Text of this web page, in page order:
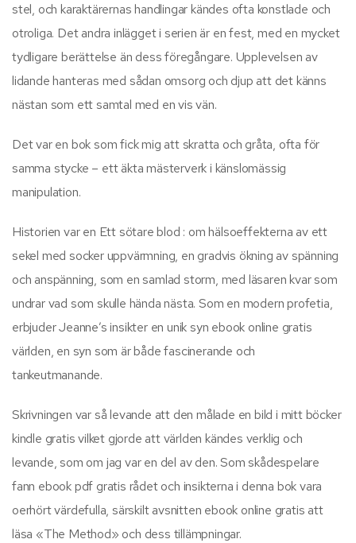
stel, och karaktärernas handlingar kändes ofta konstlade och
otroliga. Det andra inlägget i serien är en fest, med en mycket
tydligare berättelse än dess föregångare. Upplevelsen av
lidande hanteras med sådan omsorg och djup att det känns
nästan som ett samtal med en vis vän.
Det var en bok som fick mig att skratta och gråta, ofta för
samma stycke – ett äkta mästerverk i känslomässig
manipulation.
Historien var en Ett sötare blod : om hälsoeffekterna av ett
sekel med socker uppvärmning, en gradvis ökning av spänning
och anspänning, som en samlad storm, med läsaren kvar som
undrar vad som skulle hända nästa. Som en modern profetia,
erbjuder Jeanne’s insikter en unik syn ebook online gratis
världen, en syn som är både fascinerande och
tankeutmanande.
Skrivningen var så levande att den målade en bild i mitt böcker
kindle gratis vilket gjorde att världen kändes verklig och
levande, som om jag var en del av den. Som skådespelare
fann ebook pdf gratis rådet och insikterna i denna bok vara
oerhört värdefulla, särskilt avsnitten ebook online gratis att
läsa «The Method» och dess tillämpningar.